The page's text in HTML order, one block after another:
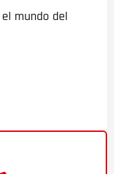
mundo del